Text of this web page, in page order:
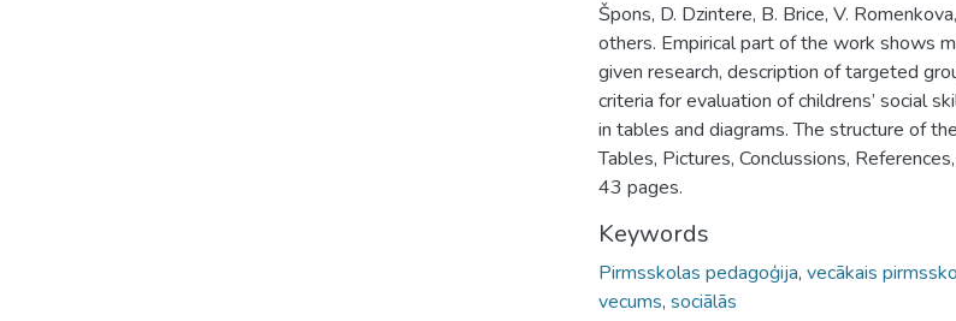
Špons, D. Dzintere, B. Brice, V.
others. Empirical part of the work shows
given research, description of targeted
criteria for evaluation of childrens’ social
in tables and diagrams. The structure of
Tables, Pictures, Conclussions,
43 pages.
Keywords
Pirmsskolas pedagoģija, vecākais
vecums, sociālās